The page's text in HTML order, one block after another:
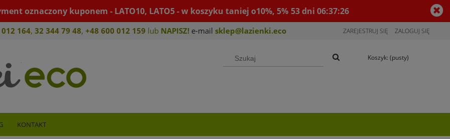
oznaczony kuponem - LATO10, LATO5 - w koszyku taniej o10%, 5% 53dni06:37:25
164, 32 344 79 48, +48 600 012 159 lub NAPISZ! e-mail sklep@lazienki.eco ZAREJESTRUJ SIĘ ZALOGUJ SIĘ
Koszyk: (pusty)
KONTAKT